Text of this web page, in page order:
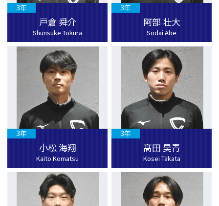
戸倉 舜介
Shunsuke Tokura
3年
阿部 壮大
Sodai Abe
3年
小松 海翔
Kaito Komatsu
3年
髙田 昊青
Kosei Takata
3年